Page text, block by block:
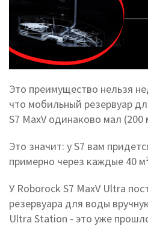
Это преимущество нельзя
что мобильный резервуар
S7 MaxV одинаково мал (200
Это значит: у S7 вам
примерно через каждые 40
У Roborock S7 MaxV Ultra
резервуара для воды
Ultra Station - это уже